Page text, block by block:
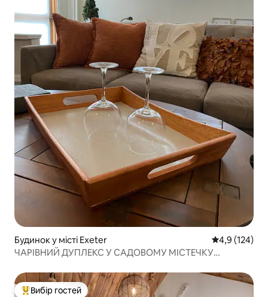
Будинок у місті Exeter Середня
4,9 (124)
ЧАРІВНИЙ ДУПЛЕКС У САДОВОМУ МІСТЕЧКУ
Вибір гостей